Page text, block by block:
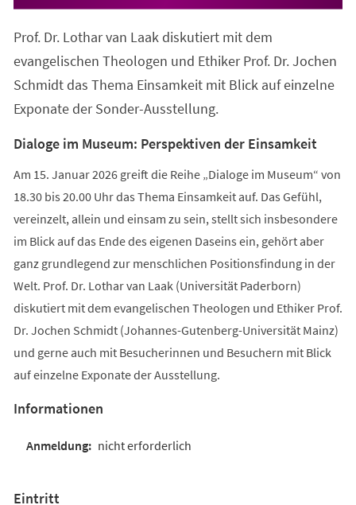
Prof. Dr. Lothar van Laak diskutiert mit dem
evangelischen Theologen und Ethiker Prof. Dr. Jochen
Schmidt das Thema Einsamkeit mit Blick auf einzelne
Exponate der Sonder-Ausstellung.
Dialoge im Museum: Perspektiven der Einsamkeit
Am 15. Januar 2026 greift die Reihe „Dialoge im Museum“ von
18.30 bis 20.00 Uhr das Thema Einsamkeit auf. Das Gefühl,
vereinzelt, allein und einsam zu sein, stellt sich insbesondere
im Blick auf das Ende des eigenen Daseins ein, gehört aber
ganz grundlegend zur menschlichen Positionsfindung in der
Welt. Prof. Dr. Lothar van Laak (Universität Paderborn)
diskutiert mit dem evangelischen Theologen und Ethiker Prof.
Dr. Jochen Schmidt (Johannes-Gutenberg-Universität Mainz)
und gerne auch mit Besucherinnen und Besuchern mit Blick
auf einzelne Exponate der Ausstellung.
Informationen
nicht erforderlich
Eintritt